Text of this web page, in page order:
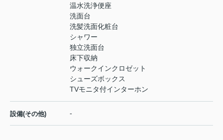
温水洗浄便座
洗面台
洗髪洗面化粧台
シャワー
独立洗面台
床下収納
ウォークインクロゼット
シューズボックス
TVモニタ付インターホン
設備(その他) -